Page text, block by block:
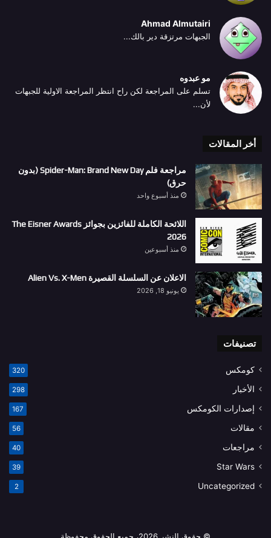
Ahmad Almutairi
الجبهات مرتزقة دير بالك...
مو عبدوه
تسلم على المراجعة لكن راح انتظر المراجعة الاولية للجبهات
لأن...
أخر المقالات
مراجعة فلم Spider-Man: Brand New Day (بدون
حرق)
منذ أسبوع واحد
اللائحة الكاملة للفائزين بجوائز The Eisner Awards
2026
منذ أسبوعين
الاعلان عن السلسلة القصيرة Alien Vs. X-Men
يونيو 18, 2026
تصنيفات
كومكس 320
الأخبار 298
إصدارات الكومكس 167
مقالات 56
مراجعات 40
Star Wars
39
Uncategorized
2